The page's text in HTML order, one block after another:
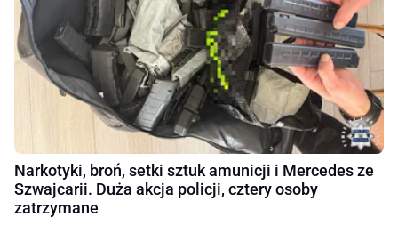
Narkotyki, broń, setki sztuk amunicji i Mercedes ze
Szwajcarii. Duża akcja policji, cztery osoby
zatrzymane